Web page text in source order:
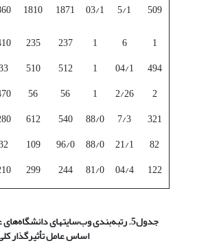
509
5/1
03/1
1871
1810
1
6
1
237
235
494
04/1
1
512
510
2
2/26
1
56
56
321
7/3
88/0
540
612
82
21/1
88/0
96/0
109
122
04/4
81/0
244
299
جدول5. رتبه‌بندی وب‌سایتهای
اساس عامل تأثیرگذار